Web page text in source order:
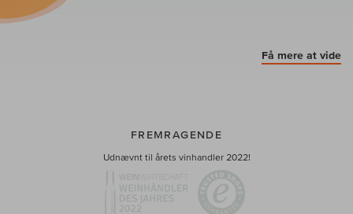
Få mere at vide
FREMRAGENDE
Udnævnt til årets vinhandler 2022!